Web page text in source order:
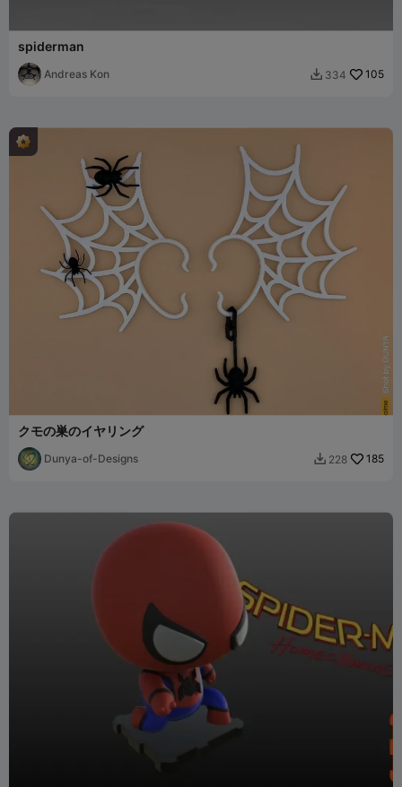
spiderman
Andreas Kon  334 105
クモの巣のイヤリング
Dunya-of-Designs  228 185